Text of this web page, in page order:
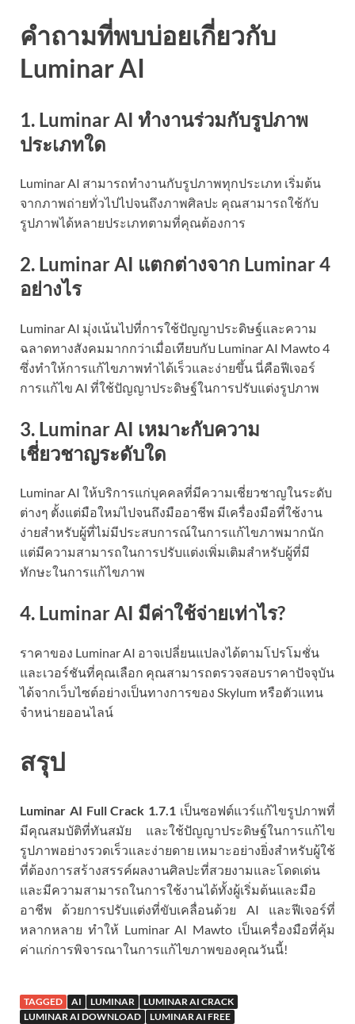
คำถามที่พบบ่อยเกี่ยวกับ
Luminar AI
1. Luminar AI ทำงานร่วมกับรูปภาพ
ประเภทใด
Luminar AI สามารถทำงานกับรูปภาพทุกประเภท เริ่มต้น
จากภาพถ่ายทั่วไปไปจนถึงภาพศิลปะ คุณสามารถใช้กับ
รูปภาพได้หลายประเภทตามที่คุณต้องการ
2. Luminar AI แตกต่างจาก Luminar 4
อย่างไร
Luminar AI มุ่งเน้นไปที่การใช้ปัญญาประดิษฐ์และความ
ฉลาดทางสังคมมากกว่าเมื่อเทียบกับ Luminar AI Mawto 4
ซึ่งทำให้การแก้ไขภาพทำได้เร็วและง่ายขึ้น นี่คือฟีเจอร์
การแก้ไข AI ที่ใช้ปัญญาประดิษฐ์ในการปรับแต่งรูปภาพ
3. Luminar AI เหมาะกับความ
เชี่ยวชาญระดับใด
Luminar AI ให้บริการแก่บุคคลที่มีความเชี่ยวชาญในระดับ
ต่างๆ ตั้งแต่มือใหม่ไปจนถึงมืออาชีพ มีเครื่องมือที่ใช้งาน
ง่ายสำหรับผู้ที่ไม่มีประสบการณ์ในการแก้ไขภาพมากนัก
แต่มีความสามารถในการปรับแต่งเพิ่มเติมสำหรับผู้ที่มี
ทักษะในการแก้ไขภาพ
4. Luminar AI มีค่าใช้จ่ายเท่าไร?
ราคาของ Luminar AI อาจเปลี่ยนแปลงได้ตามโปรโมชั่น
และเวอร์ชันที่คุณเลือก คุณสามารถตรวจสอบราคาปัจจุบัน
ได้จากเว็บไซต์อย่างเป็นทางการของ Skylum หรือตัวแทน
จำหน่ายออนไลน์
สรุป
Luminar AI Full Crack 1.7.1 เป็นซอฟต์แวร์แก้ไขรูปภาพที่
มีคุณสมบัติที่ทันสมัย และใช้ปัญญาประดิษฐ์ในการแก้ไข
รูปภาพอย่างรวดเร็วและง่ายดาย เหมาะอย่างยิ่งสำหรับผู้ใช้
ที่ต้องการสร้างสรรค์ผลงานศิลปะที่สวยงามและโดดเด่น
และมีความสามารถในการใช้งานได้ทั้งผู้เริ่มต้นและมือ
อาชีพ ด้วยการปรับแต่งที่ขับเคลื่อนด้วย AI และฟีเจอร์ที่
หลากหลาย ทำให้ Luminar AI Mawto เป็นเครื่องมือที่คุ้ม
ค่าแก่การพิจารณาในการแก้ไขภาพของคุณวันนี้!
TAGGED AI LUMINAR
LUMINAR AI CRACK
LUMINAR AI DOWNLOAD
LUMINAR AI FREE